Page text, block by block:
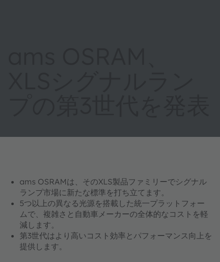
ams OSRAMは、そのXLS製品ファミリーでシグナル
ランプ市場に新たな標準を打ち立てます。
5つ以上の異なる光源を搭載した統一プラットフォー
ムで、複雑さと自動車メーカーの全体的なコストを軽
減します。
第3世代はより高いコスト効率とパフォーマンス向上を
提供します。